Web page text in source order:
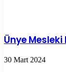
Ünye
30 Mart 2024